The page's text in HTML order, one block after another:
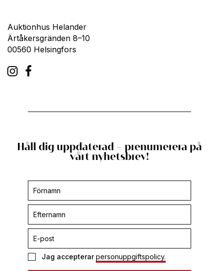
Auktionhus Helander
Ärtåkersgränden 8–10
00560 Helsingfors
Håll dig uppdaterad – prenumerera på
vårt nyhetsbrev!
Prenumerera
footer
Jag accepterarpersonuppgiftspolicy.